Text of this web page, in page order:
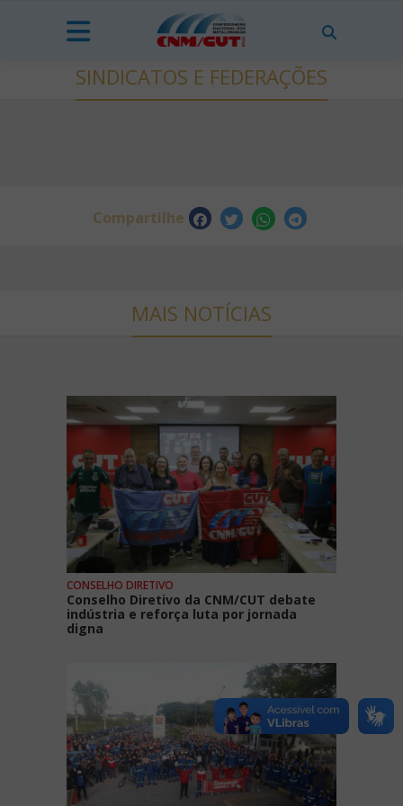
SINDICATOS E FEDERAÇÕES
Compartilhe
MAIS NOTÍCIAS
CONSELHO DIRETIVO
Conselho Diretivo da CNM/CUT debate
indústria e reforça luta por jornada
digna